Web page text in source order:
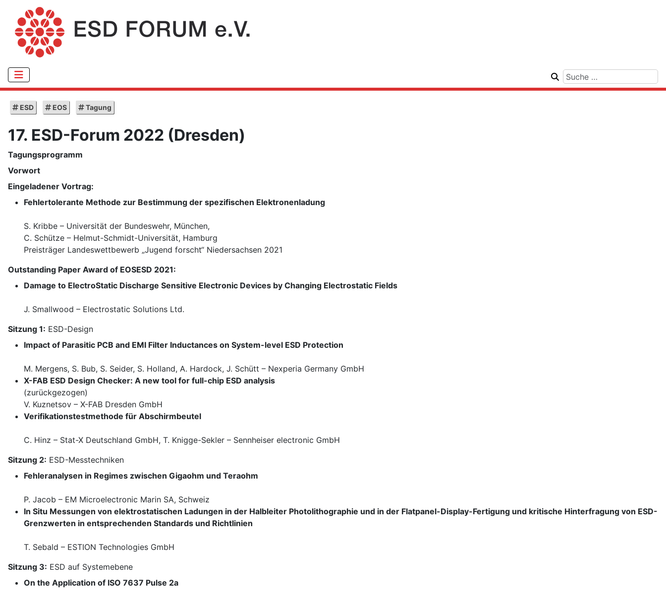
ESD EOS Tagung
17. ESD-Forum 2022 (Dresden)
Tagungsprogramm
Vorwort
Eingeladener Vortrag:
Fehlertolerante Methode zur Bestimmung der spezifischen Elektronenladung
S. Kribbe – Universität der Bundeswehr, München,
C. Schütze – Helmut-Schmidt-Universität, Hamburg
Preisträger Landeswettbewerb „Jugend forscht“ Niedersachsen 2021
Outstanding Paper Award of EOSESD 2021:
Damage to ElectroStatic Discharge Sensitive Electronic Devices by Changing Electrostatic Fields
J. Smallwood – Electrostatic Solutions Ltd.
Sitzung 1: ESD-Design
Impact of Parasitic PCB and EMI Filter Inductances on System-level ESD Protection
M. Mergens, S. Bub, S. Seider, S. Holland, A. Hardock, J. Schütt – Nexperia Germany GmbH
X-FAB ESD Design Checker: A new tool for full-chip ESD analysis
(zurückgezogen)
V. Kuznetsov – X-FAB Dresden GmbH
Verifikationstestmethode für Abschirmbeutel
C. Hinz – Stat-X Deutschland GmbH, T. Knigge-Sekler – Sennheiser electronic GmbH
Sitzung 2: ESD-Messtechniken
Fehleranalysen in Regimes zwischen Gigaohm und Teraohm
P. Jacob – EM Microelectronic Marin SA, Schweiz
In Situ Messungen von elektrostatischen Ladungen in der Halbleiter Photolithographie und in der Flatpanel-Display-Fertigung und kritische Hinterfragung von ESD-
Grenzwerten in entsprechenden Standards und Richtlinien
T. Sebald – ESTION Technologies GmbH
Sitzung 3: ESD auf Systemebene
On the Application of ISO 7637 Pulse 2a